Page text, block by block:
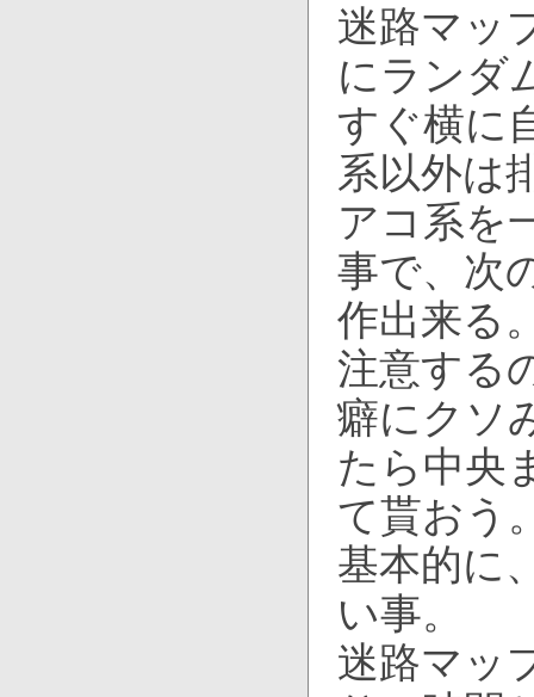
迷路マッ
にランダ
すぐ横に
系以外は
アコ系を
事で、次
作出来る
注意する
癖にクソ
たら中央
て貰おう
基本的に
い事。
迷路マッ